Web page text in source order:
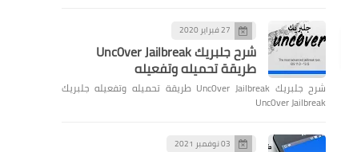
27 فبراير 2020
شرح جلبريك Unc0ver Jailbreak
طريقة تحميله وتفعيله
شرح جلبريك Unc0ver Jailbreak طريقة تحميله وتفعيله جلبريك
Unc0ver Jailbreak
03 نوفمبر 2021